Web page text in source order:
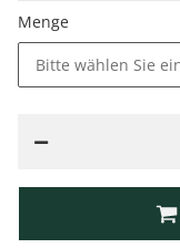
Menge
Bitte wählen Sie